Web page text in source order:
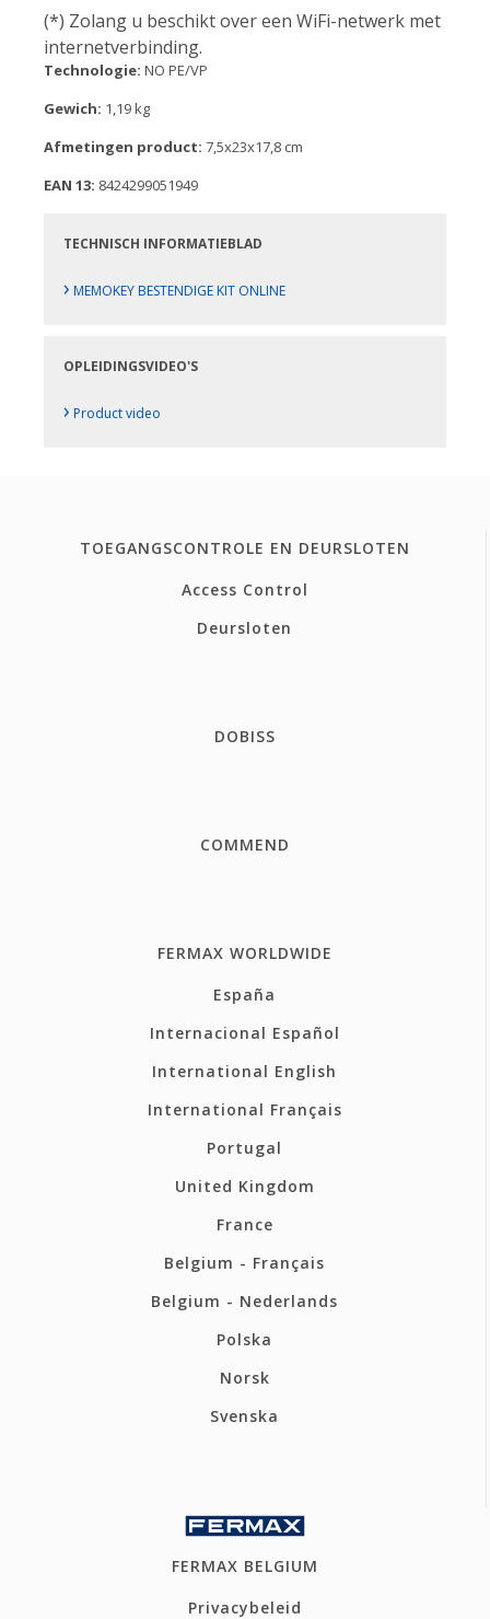
(*) Zolang u beschikt over een WiFi-netwerk met
internetverbinding.
Technologie: NO PE/VP
Gewich: 1,19 kg
Afmetingen product: 7,5x23x17,8 cm
EAN 13: 8424299051949
TECHNISCH INFORMATIEBLAD
› MEMOKEY BESTENDIGE KIT ONLINE
OPLEIDINGSVIDEO'S
› Product video
TOEGANGSCONTROLE EN DEURSLOTEN
Access Control
Deursloten
DOBISS
COMMEND
FERMAX WORLDWIDE
España
Internacional Español
International English
International Français
Portugal
United Kingdom
France
Belgium - Français
Belgium - Nederlands
Polska
Norsk
Svenska
FERMAX BELGIUM
Privacybeleid